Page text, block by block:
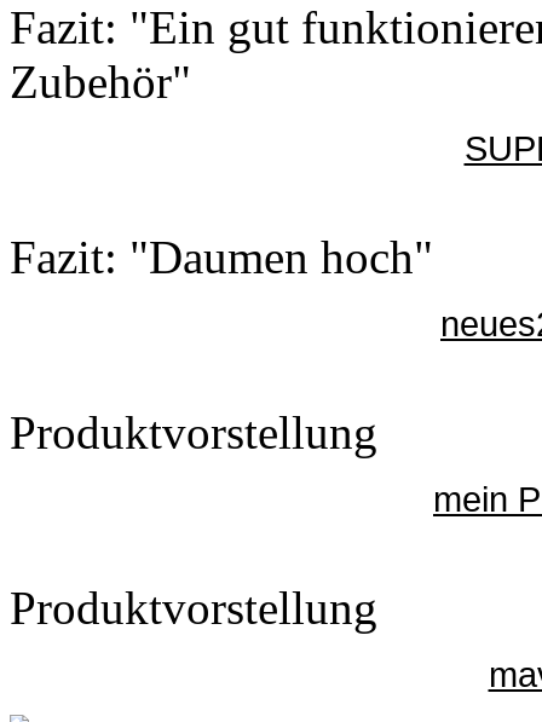
Fazit: "Ein gut
Zubehör"
Fazit: "Daumen hoch"
Produktvorstellung
mein
Produktvorstellung